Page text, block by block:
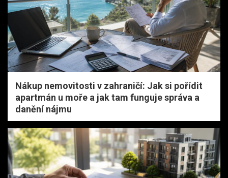
Nákup nemovitosti v zahraničí: Jak si pořídit
apartmán u moře a jak tam funguje správa a
danění nájmu